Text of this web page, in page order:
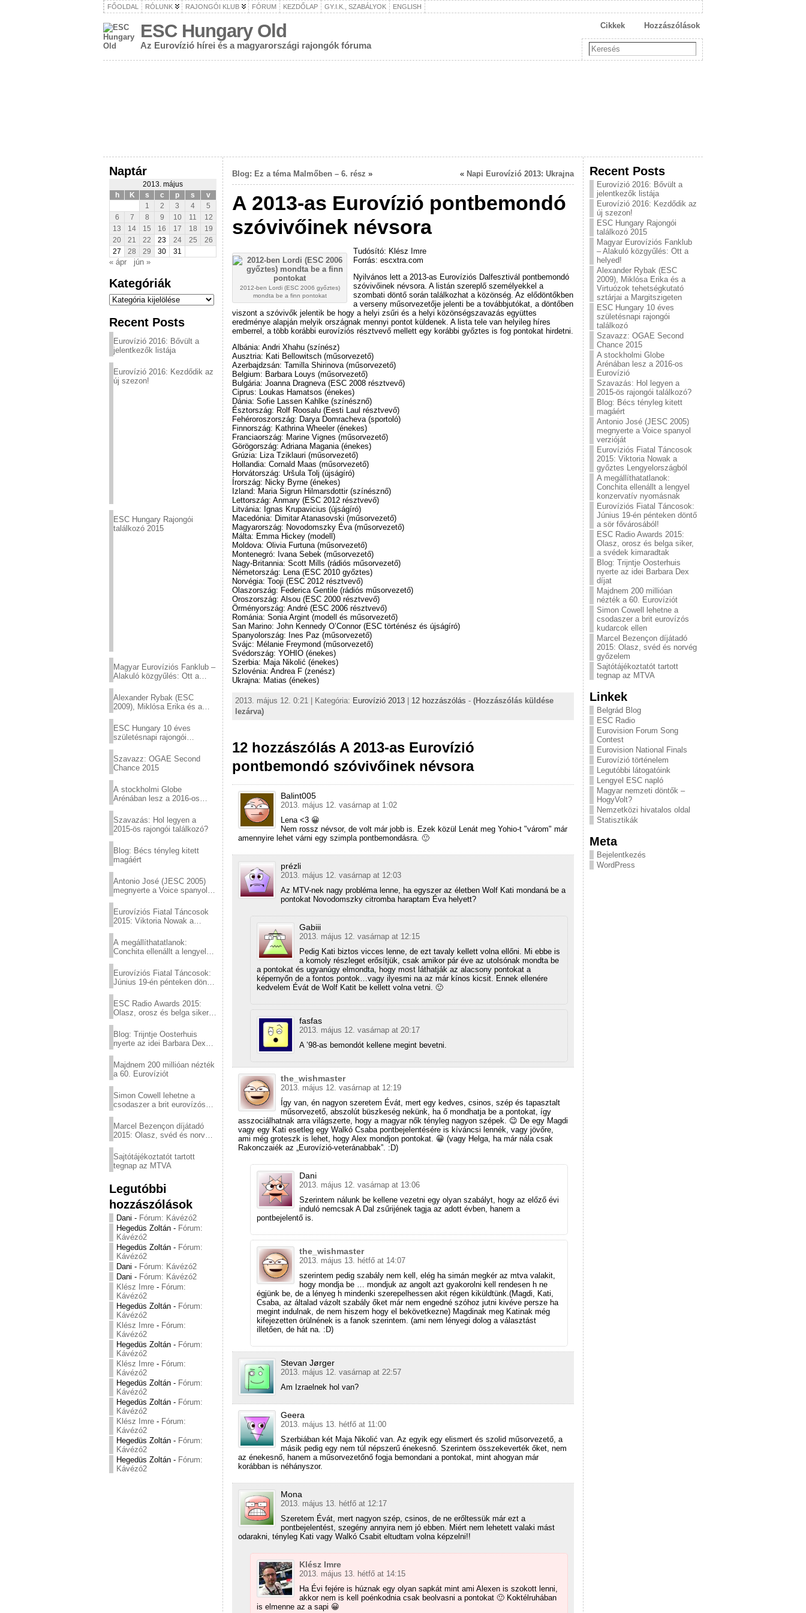
FŐOLDAL RÓLUNK RAJONGÓI KLUB FÓRUM KEZDŐLAP GY.I.K., SZABÁLYOK ENGLISH
ESC Hungary Old
Az Eurovízió hírei és a magyarországi rajongók fóruma
Hozzászólások
Cikkek
Naptár
2013. május
h
K s c p s
v
1
2 3 4
5
6
7 8 9 10 11
12
13
14 15 16 17 18
19
20
21 22 23 24 25
26
27
28 29 30 31
« ápr jún »
Kategóriák
Kategóriák
Recent Posts
Eurovízió 2016: Bővült a
jelentkezők listája
Eurovízió 2016: Kezdődik az
új szezon!
ESC Hungary Rajongói
találkozó 2015
Magyar Eurovíziós Fanklub –
Alakuló közgyűlés: Ott a
Alexander Rybak (ESC
2009), Miklósa Erika és a
sztárjai a Margitszigeten
ESC Hungary 10 éves
születésnapi rajongói
Szavazz: OGAE Second
Chance 2015
A stockholmi Globe
Arénában lesz a 2016-os
Szavazás: Hol legyen a
2015-ös rajongói találkozó?
Blog: Bécs tényleg kitett
magáért
Antonio José (JESC 2005)
megnyerte a Voice spanyol
Eurovíziós Fiatal Táncosok
2015: Viktoria Nowak a
A megállíthatatlanok:
Conchita ellenállt a lengyel
Eurovíziós Fiatal Táncosok:
Június 19-én pénteken döntő
ESC Radio Awards 2015:
Olasz, orosz és belga siker,
Blog: Trijntje Oosterhuis
nyerte az idei Barbara Dex
Majdnem 200 millióan nézték
a 60. Eurovíziót
Simon Cowell lehetne a
csodaszer a brit eurovízós
Marcel Bezençon díjátadó
2015: Olasz, svéd és norvég
Sajtótájékoztatót tartott
tegnap az MTVA
Legutóbbi
hozzászólások
Dani - Fórum: Kávézó2
Hegedüs Zoltán - Fórum:
Kávézó2
Hegedüs Zoltán - Fórum:
Kávézó2
Dani - Fórum: Kávézó2
Dani - Fórum: Kávézó2
Klész Imre - Fórum:
Kávézó2
Hegedüs Zoltán - Fórum:
Kávézó2
Klész Imre - Fórum:
Kávézó2
Hegedüs Zoltán - Fórum:
Kávézó2
Klész Imre - Fórum:
Kávézó2
Hegedüs Zoltán - Fórum:
Kávézó2
Hegedüs Zoltán - Fórum:
Kávézó2
Klész Imre - Fórum:
Kávézó2
Hegedüs Zoltán - Fórum:
Kávézó2
Hegedüs Zoltán - Fórum:
Kávézó2
Blog: Ez a téma Malmőben – 6. rész » « Napi Eurovízió 2013: Ukrajna
A 2013-as Eurovízió pontbemondó
szóvivőinek névsora
2012-ben Lordi (ESC 2006 győztes)
mondta be a finn pontokat
Tudósító: Klész Imre
Forrás: escxtra.com
Nyilvános lett a 2013-as Eurovíziós Dalfesztivál pontbemondó
szóvivőinek névsora. A listán szereplő személyekkel a
szombati döntő során találkozhat a közönség. Az elődöntőkben
a verseny műsorvezetője jelenti be a továbbjutókat, a döntőben
viszont a szóvivők jelentik be hogy a helyi zsűri és a helyi közönségszavazás együttes
eredménye alapján melyik országnak mennyi pontot küldenek. A lista tele van helyileg híres
emberrel, a több korábbi eurovíziós résztvevő mellett egy korábbi győztes is fog pontokat hirdetni.
Albánia: Andri Xhahu (színész)
Ausztria: Kati Bellowitsch (műsorvezető)
Azerbajdzsán: Tamilla Shirinova (műsorvezető)
Belgium: Barbara Louys (műsorvezető)
Bulgária: Joanna Dragneva (ESC 2008 résztvevő)
Ciprus: Loukas Hamatsos (énekes)
Dánia: Sofie Lassen Kahlke (színésznő)
Észtország: Rolf Roosalu (Eesti Laul résztvevő)
Fehéroroszország: Darya Domracheva (sportoló)
Finnország: Kathrina Wheeler (énekes)
Franciaország: Marine Vignes (műsorvezető)
Görögország: Adriana Magania (énekes)
Grúzia: Liza Tziklauri (műsorvezető)
Hollandia: Cornald Maas (műsorvezető)
Horvátország: Uršula Tolj (újságíró)
Írország: Nicky Byrne (énekes)
Izland: Maria Sigrun Hilmarsdottir (színésznő)
Lettország: Anmary (ESC 2012 résztvevő)
Litvánia: Ignas Krupavicius (újságíró)
Macedónia: Dimitar Atanasovski (műsorvezető)
Magyarország: Novodomszky Éva (műsorvezető)
Málta: Emma Hickey (modell)
Moldova: Olivia Furtuna (műsorvezető)
Montenegró: Ivana Sebek (műsorvezető)
Nagy-Britannia: Scott Mills (rádiós műsorvezető)
Németország: Lena (ESC 2010 győztes)
Norvégia: Tooji (ESC 2012 résztvevő)
Olaszország: Federica Gentile (rádiós műsorvezető)
Oroszország: Alsou (ESC 2000 résztvevő)
Örményország: André (ESC 2006 résztvevő)
Románia: Sonia Argint (modell és műsorvezető)
San Marino: John Kennedy O’Connor (ESC történész és újságíró)
Spanyolország: Ines Paz (műsorvezető)
Svájc: Mélanie Freymond (műsorvezető)
Svédország: YOHIO (énekes)
Szerbia: Maja Nikolić (énekes)
Szlovénia: Andrea F (zenész)
Ukrajna: Matias (énekes)
2013. május 12. 0:21 | Kategória: Eurovízió 2013 12 hozzászólás - (Hozzászólás küldése
lezárva)
12 hozzászólás A 2013-as Eurovízió
pontbemondó szóvivőinek névsora
Balint005
2013. május 12. vasárnap at 1:02
Lena <3 😀
Nem rossz névsor, de volt már jobb is. Ezek közül Lenát meg Yohio-t "várom" már
amennyire lehet várni egy szimpla pontbemondásra. 🙂
prézli
2013. május 12. vasárnap at 12:03
Az MTV-nek nagy probléma lenne, ha egyszer az életben Wolf Kati mondaná be a
pontokat Novodomszky citromba haraptam Éva helyett?
Gabiii
2013. május 12. vasárnap at 12:15
Pedig Kati biztos vicces lenne, de ezt tavaly kellett volna ellőni. Mi ebbe is
a komoly részleget erősítjük, csak amikor pár éve az utolsónak mondta be
a pontokat és ugyanúgy elmondta, hogy most láthatják az alacsony pontokat a
képernyőn de a fontos pontok…vagy ilyesmi na az már kínos kicsit. Ennek ellenére
kedvelem Évát de Wolf Katit be kellett volna vetni. 🙂
fasfas
2013. május 12. vasárnap at 20:17
A ’98-as bemondót kellene megint bevetni.
the_wishmaster
2013. május 12. vasárnap at 12:19
Így van, én nagyon szeretem Évát, mert egy kedves, csinos, szép és tapasztalt
műsorvezető, abszolút büszkeség nekünk, ha ő mondhatja be a pontokat, így
asszociálhatnak arra világszerte, hogy a magyar nők tényleg nagyon szépek. 😉 De egy Magdi
vagy egy Kati esetleg egy Walkó Csaba pontbejelentésére is kíváncsi lennék, vagy jövőre,
ami még groteszk is lehet, hogy Alex mondjon pontokat. 😀 (vagy Helga, ha már nála csak
Rakonczaiék az „Eurovízió-veteránabbak”. :D)
Dani
2013. május 12. vasárnap at 13:06
Szerintem nálunk be kellene vezetni egy olyan szabályt, hogy az előző évi
induló nemcsak A Dal zsűrijének tagja az adott évben, hanem a
pontbejelentő is.
the_wishmaster
2013. május 13. hétfő at 14:07
szerintem pedig szabály nem kell, elég ha simán megkér az mtva valakit,
hogy mondja be … mondjuk az angolt azt gyakorolni kell rendesen h ne
égjünk be, de a lényeg h mindenki szerepelhessen akit régen kiküldtünk.(Magdi, Kati,
Csaba, az általad vázolt szabály őket már nem engedné szóhoz jutni kivéve persze ha
megint indulnak, de nem hiszem hogy el bekövetkezne) Magdinak meg Katinak még
kifejezetten örülnének is a fanok szerintem. (ami nem lényegi dolog a választást
illetően, de hát na. :D)
Stevan Jørger
2013. május 12. vasárnap at 22:57
Am Izraelnek hol van?
Geera
2013. május 13. hétfő at 11:00
Szerbiában két Maja Nikolić van. Az egyik egy elismert és szolid műsorvezető, a
másik pedig egy nem túl népszerű énekesnő. Szerintem összekeverték őket, nem
az énekesnő, hanem a műsorvezetőnő fogja bemondani a pontokat, mint ahogyan már
korábban is néhányszor.
Mona
2013. május 13. hétfő at 12:17
Szeretem Évát, mert nagyon szép, csinos, de ne erőltessük már ezt a
pontbejelentést, szegény annyira nem jó ebben. Miért nem lehetett valaki mást
odarakni, tényleg Kati vagy Walkó Csabit eltudtam volna képzelni!!
Klész Imre
2013. május 13. hétfő at 14:15
Ha Évi fejére is húznak egy olyan sapkát mint ami Alexen is szokott lenni,
akkor nem is kell poénkodnia csak beolvasni a pontokat 🙂 Koktélruhában
is elmenne az a sapi 😀
Recent Posts
Eurovízió 2016: Bővült a
jelentkezők listája
Eurovízió 2016: Kezdődik az
új szezon!
ESC Hungary Rajongói
találkozó 2015
Magyar Eurovíziós Fanklub
– Alakuló közgyűlés: Ott a
helyed!
Alexander Rybak (ESC
2009), Miklósa Erika és a
Virtuózok tehetségkutató
sztárjai a Margitszigeten
ESC Hungary 10 éves
születésnapi rajongói
találkozó
Szavazz: OGAE Second
Chance 2015
A stockholmi Globe
Arénában lesz a 2016-os
Eurovízió
Szavazás: Hol legyen a
2015-ös rajongói találkozó?
Blog: Bécs tényleg kitett
magáért
Antonio José (JESC 2005)
megnyerte a Voice spanyol
verzióját
Eurovíziós Fiatal Táncosok
2015: Viktoria Nowak a
győztes Lengyelországból
A megállíthatatlanok:
Conchita ellenállt a lengyel
konzervatív nyomásnak
Eurovíziós Fiatal Táncosok:
Június 19-én pénteken döntő
a sör fővárosából!
ESC Radio Awards 2015:
Olasz, orosz és belga siker,
a svédek kimaradtak
Blog: Trijntje Oosterhuis
nyerte az idei Barbara Dex
díjat
Majdnem 200 millióan
nézték a 60. Eurovíziót
Simon Cowell lehetne a
csodaszer a brit eurovízós
kudarcok ellen
Marcel Bezençon díjátadó
2015: Olasz, svéd és norvég
győzelem
Sajtótájékoztatót tartott
tegnap az MTVA
Linkek
Belgrád Blog
ESC Radio
Eurovision Forum Song
Contest
Eurovision National Finals
Eurovízió történelem
Legutóbbi látogatóink
Lengyel ESC napló
Magyar nemzeti döntők –
HogyVolt?
Nemzetközi hivatalos oldal
Statisztikák
Meta
Bejelentkezés
WordPress